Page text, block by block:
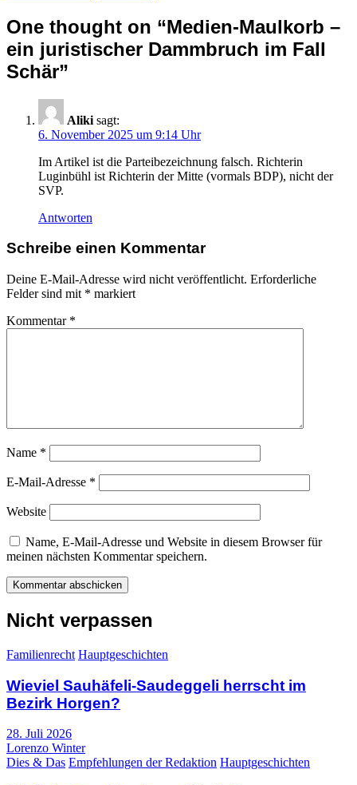
One thought on “Medien-Maulkorb –
ein juristischer Dammbruch im Fall
Schär”
Aliki sagt:
6. November 2025 um 9:14 Uhr
Im Artikel ist die Parteibezeichnung falsch. Richterin
Luginbühl ist Richterin der Mitte (vormals BDP), nicht der
SVP.
Antworten
Schreibe einen Kommentar
Deine E-Mail-Adresse wird nicht veröffentlicht. Erforderliche
Felder sind mit * markiert
Kommentar *
Name *
E-Mail-Adresse *
Website
Name, E-Mail-Adresse und Website in diesem Browser für
meinen nächsten Kommentar speichern.
Nicht verpassen
Familienrecht Hauptgeschichten
Wieviel Sauhäfeli-Saudeggeli herrscht im
Bezirk Horgen?
28. Juli 2026
Lorenzo Winter
Dies & Das Empfehlungen der Redaktion Hauptgeschichten